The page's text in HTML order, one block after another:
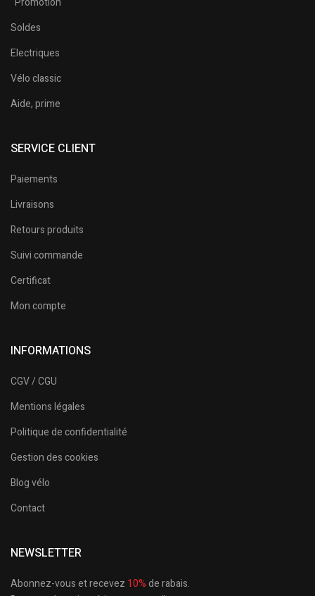
Soldes
Electriques
Vélo classic
Aide, prime
SERVICE CLIENT
Paiements
Livraisons
Retours produits
Suivi commande
Certificat
Mon compte
INFORMATIONS
CGV / CGU
Mentions légales
Politique de confidentialité
Gestion des cookies
Blog vélo
Contact
NEWSLETTER
Abonnez-vous et recevez 10%de rabais.